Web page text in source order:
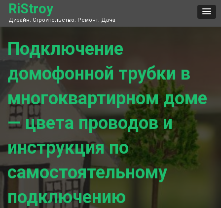
Skip
content
RiStroy
Дизайн. Строительство. Ремонт. Дача
Подключение
домофонной трубки в
многоквартирном доме
— цвета проводов и
инструкция по
самостоятельному
подключению